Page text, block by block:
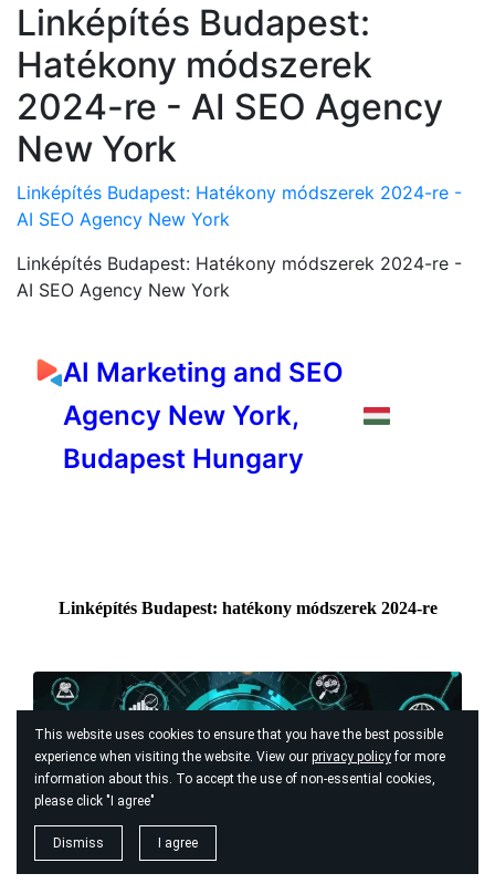
Linképítés Budapest:
Hatékony módszerek
2024-re - AI SEO Agency
New York
Linképítés Budapest: Hatékony módszerek 2024-re -
AI SEO Agency New York
Linképítés Budapest: Hatékony módszerek 2024-re -
AI SEO Agency New York